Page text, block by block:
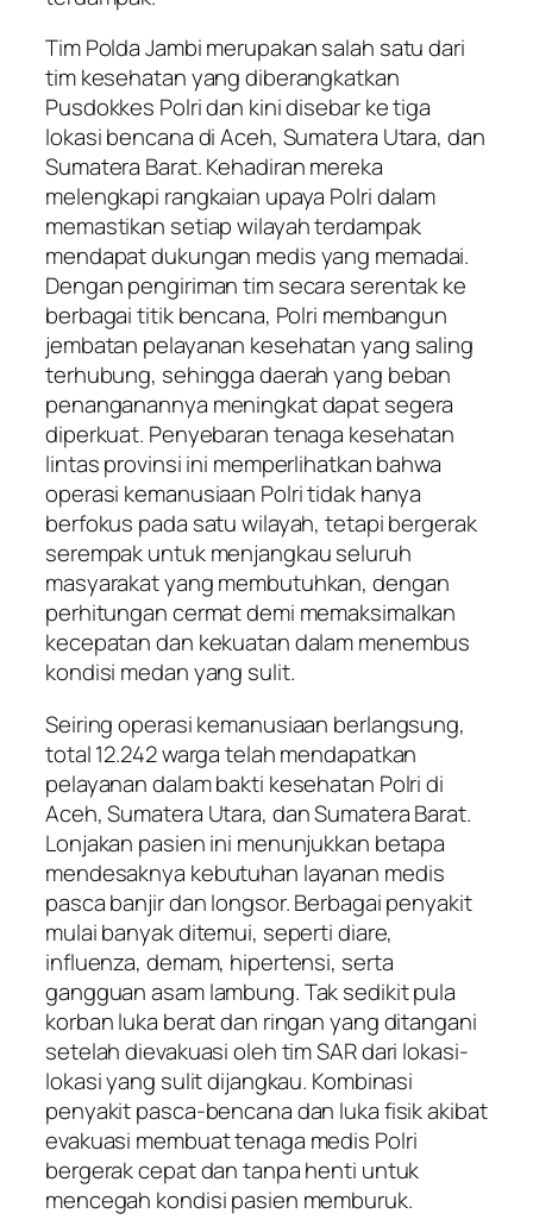
Tim Polda Jambi merupakan salah satu dari
tim kesehatan yang diberangkatkan
Pusdokkes Polri dan kini disebar ke tiga
lokasi bencana di Aceh, Sumatera Utara, dan
Sumatera Barat. Kehadiran mereka
melengkapi rangkaian upaya Polri dalam
memastikan setiap wilayah terdampak
mendapat dukungan medis yang memadai.
Dengan pengiriman tim secara serentak ke
berbagai titik bencana, Polri membangun
jembatan pelayanan kesehatan yang saling
terhubung, sehingga daerah yang beban
penanganannya meningkat dapat segera
diperkuat. Penyebaran tenaga kesehatan
lintas provinsi ini memperlihatkan bahwa
operasi kemanusiaan Polri tidak hanya
berfokus pada satu wilayah, tetapi bergerak
serempak untuk menjangkau seluruh
masyarakat yang membutuhkan, dengan
perhitungan cermat demi memaksimalkan
kecepatan dan kekuatan dalam menembus
kondisi medan yang sulit.
Seiring operasi kemanusiaan berlangsung,
total 12.242 warga telah mendapatkan
pelayanan dalam bakti kesehatan Polri di
Aceh, Sumatera Utara, dan Sumatera Barat.
Lonjakan pasien ini menunjukkan betapa
mendesaknya kebutuhan layanan medis
pasca banjir dan longsor. Berbagai penyakit
mulai banyak ditemui, seperti diare,
influenza, demam, hipertensi, serta
gangguan asam lambung. Tak sedikit pula
korban luka berat dan ringan yang ditangani
setelah dievakuasi oleh tim SAR dari lokasi-
lokasi yang sulit dijangkau. Kombinasi
penyakit pasca-bencana dan luka fisik akibat
evakuasi membuat tenaga medis Polri
bergerak cepat dan tanpa henti untuk
mencegah kondisi pasien memburuk.